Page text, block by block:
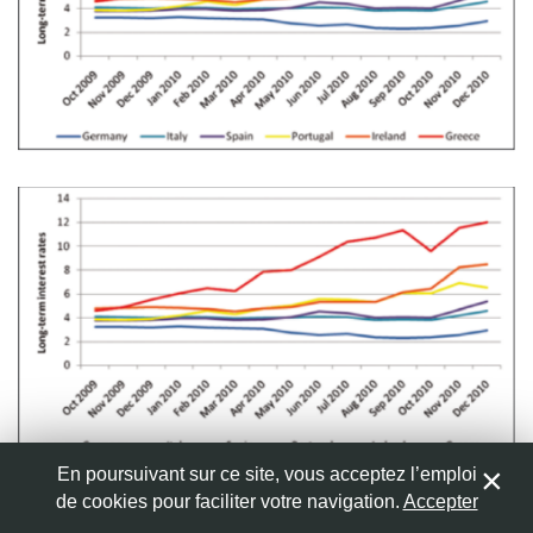
Nom*
Enregistrer mon nom, mon e-mail et mon site web dans
le navigateur pour mon prochain commentaire.
En poursuivant sur ce site, vous acceptez l’emploi
de cookies pour faciliter votre navigation. Accepter